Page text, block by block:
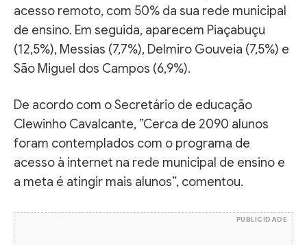
acesso remoto, com 50% da sua rede municipal
de ensino. Em seguida, aparecem Piaçabuçu
(12,5%), Messias (7,7%), Delmiro Gouveia (7,5%) e
São Miguel dos Campos (6,9%).
De acordo com o Secretário de educação
Clewinho Cavalcante, ”Cerca de 2090 alunos
foram contemplados com o programa de
acesso à internet na rede municipal de ensino e
a meta é atingir mais alunos”, comentou.
PUBLICIDADE